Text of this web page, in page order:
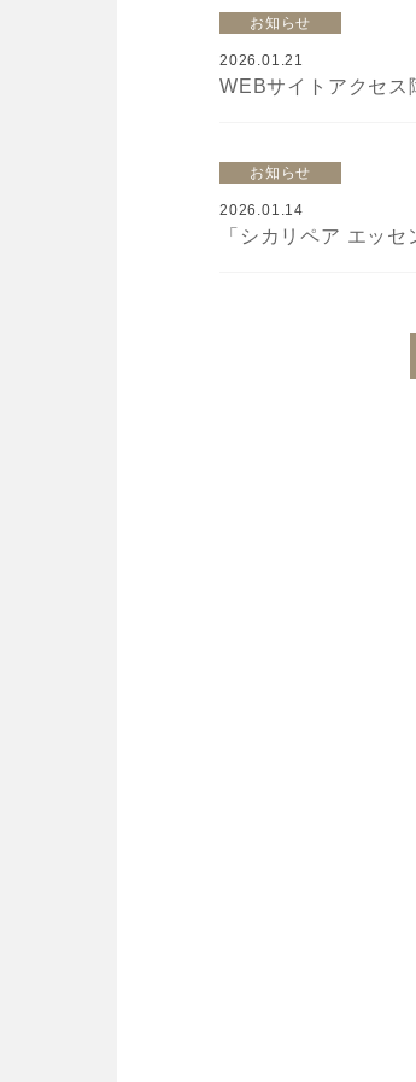
お知らせ
2026.01.21
WEBサイトアクセス
お知らせ
2026.01.14
「シカリペア エッ